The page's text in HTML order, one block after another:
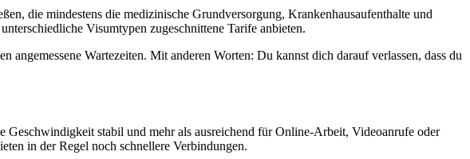
die mindestens die medizinische Grundversorgung, Krankenhausaufenthalte und
Visumtypen zugeschnittene Tarife anbieten.
Wartezeiten. Mit anderen Worten: Du kannst dich darauf verlassen, dass du
stabil und mehr als ausreichend für Online-Arbeit, Videoanrufe oder
in der Regel noch schnellere Verbindungen.